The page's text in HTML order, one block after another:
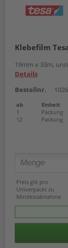
Klebefilm Tesa
19mm x 33m,
Details
Bestellnr.
ab Einheit
1
Packung
12
Packung
Preis gilt pro
Umverpackt zu
Mindestabnahme